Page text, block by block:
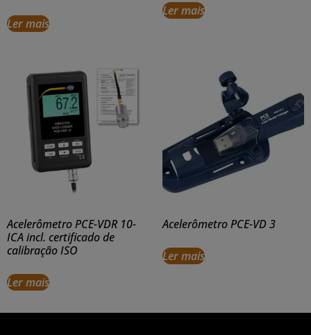
Ler mais
Ler mais
Acelerômetro PCE-VDR 10-
ICA incl. certificado de
calibração ISO
Ler mais
Acelerômetro PCE-VD 3
Ler mais